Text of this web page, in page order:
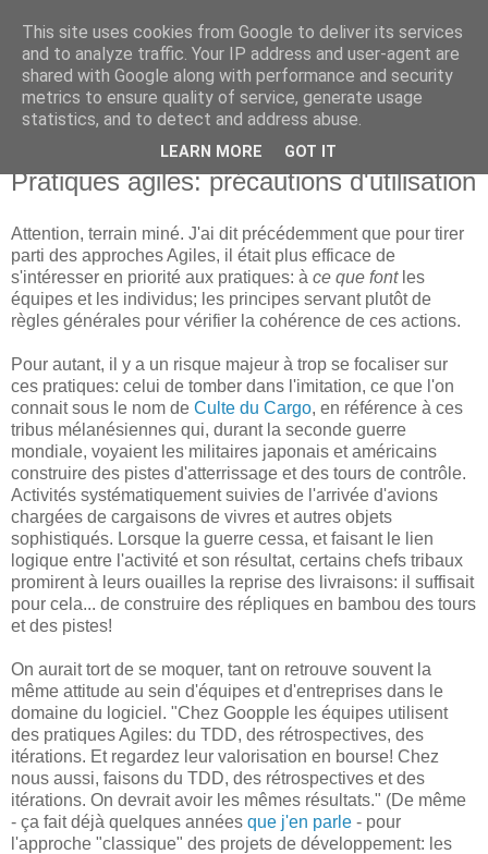
Institut Agile
Une informatique plus humaine et plus efficace...
vendredi 24 septembre 2010
Pratiques agiles: précautions d'utilisation
Attention, terrain miné. J'ai dit précédemment que pour tirer
parti des approches Agiles, il était plus efficace de
s'intéresser en priorité aux pratiques: à ce que fontles
équipes et les individus; les principes servant plutôt de
règles générales pour vérifier la cohérence de ces actions.
Pour autant, il y a un risque majeur à trop se focaliser sur
ces pratiques: celui de tomber dans l'imitation, ce que l'on
connait sous le nom de Culte du Cargo, en référence à ces
tribus mélanésiennes qui, durant la seconde guerre
mondiale, voyaient les militaires japonais et américains
construire des pistes d'atterrissage et des tours de contrôle.
Activités systématiquement suivies de l'arrivée d'avions
chargées de cargaisons de vivres et autres objets
sophistiqués. Lorsque la guerre cessa, et faisant le lien
logique entre l'activité et son résultat, certains chefs tribaux
promirent à leurs ouailles la reprise des livraisons: il suffisait
pour cela... de construire des répliques en bambou des tours
et des pistes!
On aurait tort de se moquer, tant on retrouve souvent la
même attitude au sein d'équipes et d'entreprises dans le
domaine du logiciel. "Chez Goopple les équipes utilisent
des pratiques Agiles: du TDD, des rétrospectives, des
itérations. Et regardez leur valorisation en bourse! Chez
nous aussi, faisons du TDD, des rétrospectives et des
itérations. On devrait avoir les mêmes résultats." (De même
- ça fait déjà quelques années que j'en parle - pour
l'approche "classique" des projets de développement: les
This site uses cookies from Google to deliver its services
and to analyze traffic. Your IP address and user-agent are
shared with Google along with performance and security
metrics to ensure quality of service, generate usage
statistics, and to detect and address abuse.
LEARN MORE GOT IT